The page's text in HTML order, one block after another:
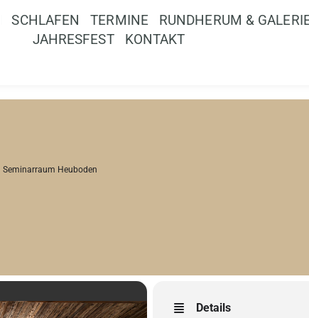
SCHLAFEN TERMINE
RUNDHERUM &
JAHRESFEST
KONTAKT
Seminarraum Heuboden
Details